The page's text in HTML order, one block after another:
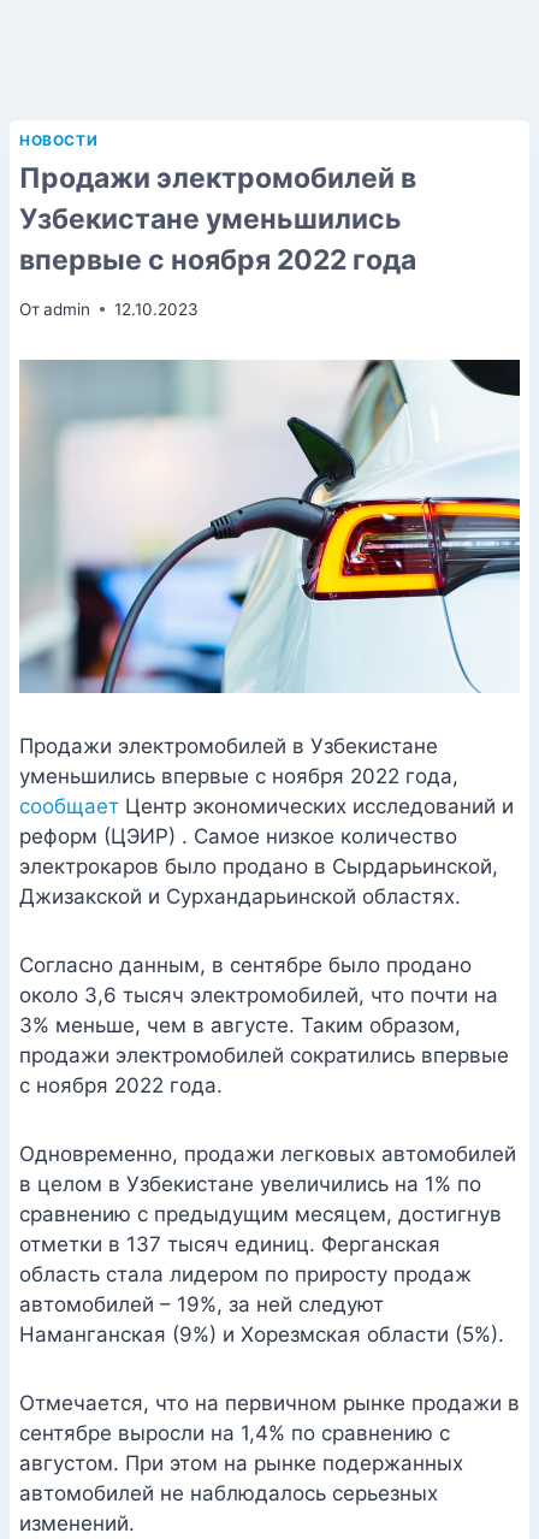
НОВОСТИ
Продажи электромобилей в
Узбекистане уменьшились
впервые с ноября 2022 года
Отadmin 12.10.2023
Продажи электромобилей в Узбекистане
уменьшились впервые с ноября 2022 года,
сообщает Центр экономических исследований и
реформ (ЦЭИР) . Самое низкое количество
электрокаров было продано в Сырдарьинской,
Джизакской и Сурхандарьинской областях.
Согласно данным, в сентябре было продано
около 3,6 тысяч электромобилей, что почти на
3% меньше, чем в августе. Таким образом,
продажи электромобилей сократились впервые
с ноября 2022 года.
Одновременно, продажи легковых автомобилей
в целом в Узбекистане увеличились на 1% по
сравнению с предыдущим месяцем, достигнув
отметки в 137 тысяч единиц. Ферганская
область стала лидером по приросту продаж
автомобилей – 19%, за ней следуют
Наманганская (9%) и Хорезмская области (5%).
Отмечается, что на первичном рынке продажи в
сентябре выросли на 1,4% по сравнению с
августом. При этом на рынке подержанных
автомобилей не наблюдалось серьезных
изменений.